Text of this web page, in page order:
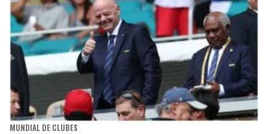
MUNDIAL DE CLUBES